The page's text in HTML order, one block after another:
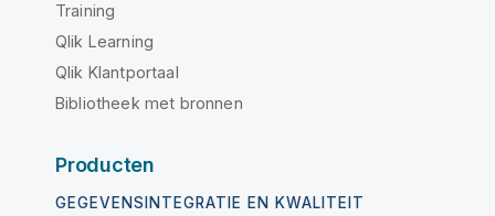
Training
Qlik Learning
Qlik Klantportaal
Bibliotheek met bronnen
Producten
GEGEVENSINTEGRATIE EN KWALITEIT